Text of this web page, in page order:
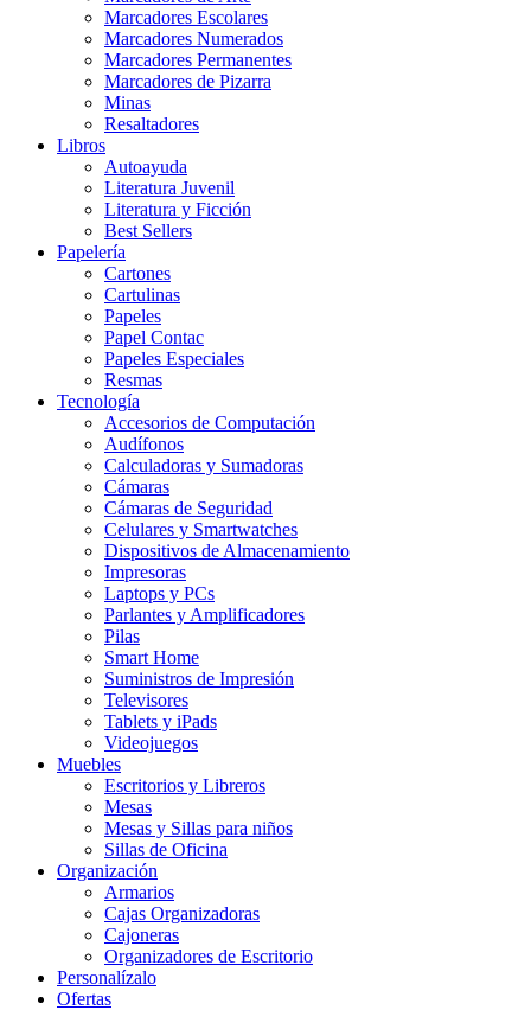
Marcadores Escolares
Marcadores Numerados
Marcadores Permanentes
Marcadores de Pizarra
Minas
Resaltadores
Libros
Autoayuda
Literatura Juvenil
Literatura y Ficción
Best Sellers
Papelería
Cartones
Cartulinas
Papeles
Papel Contac
Papeles Especiales
Resmas
Tecnología
Accesorios de Computación
Audífonos
Calculadoras y Sumadoras
Cámaras
Cámaras de Seguridad
Celulares y Smartwatches
Dispositivos de Almacenamiento
Impresoras
Laptops y PCs
Parlantes y Amplificadores
Pilas
Smart Home
Suministros de Impresión
Televisores
Tablets y iPads
Videojuegos
Muebles
Escritorios y Libreros
Mesas
Mesas y Sillas para niños
Sillas de Oficina
Organización
Armarios
Cajas Organizadoras
Cajoneras
Organizadores de Escritorio
Personalízalo
Ofertas